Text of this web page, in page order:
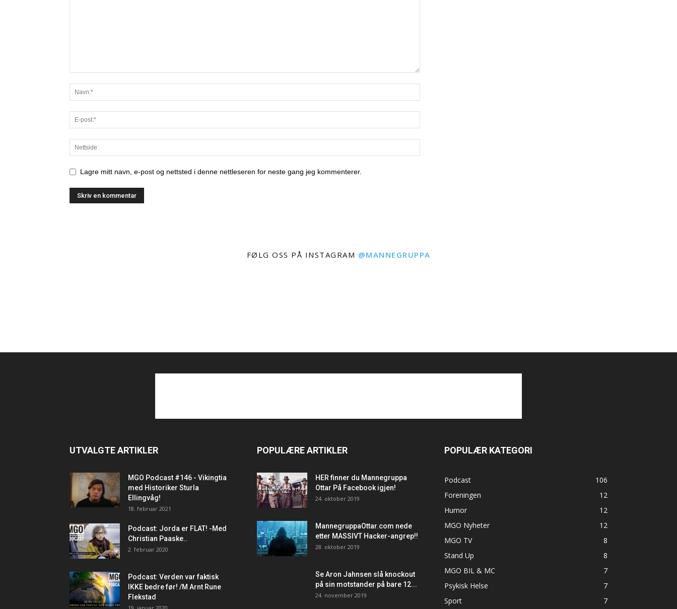
Lagre mitt navn, e-post og nettsted i denne nettleseren for neste gang jeg kommenterer.
FØLG OSS PÅ INSTAGRAM @MANNEGRUPPA
UTVALGTE ARTIKLER
MGO Podcast #146 - Vikingtia
med Historiker Sturla
Ellingvåg!
18. februar 2021
Podcast: Jorda er FLAT! -Med
Christian Paaske..
2. februar 2020
Podcast: Verden var faktisk
IKKE bedre før! /M Arnt Rune
Flekstad
POPULÆRE ARTIKLER
HER finner du Mannegruppa
Ottar På Facebook igjen!
24. oktober 2019
MannegruppaOttar.com nede
etter MASSIVT Hacker-angrep!!
28. oktober 2019
Se Aron Jahnsen slå knockout
på sin motstander på bare 12...
24. november 2019
POPULÆR KATEGORI
Podcast
106
Foreningen
12
Humor
12
MGO Nyheter
12
MGO TV
8
Stand Up
8
MGO BIL & MC
7
Psykisk Helse
7
Sport
7